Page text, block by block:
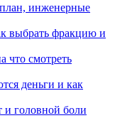
план, инженерные
выбрать фракцию и
что смотреть
деньги и как
и головной боли